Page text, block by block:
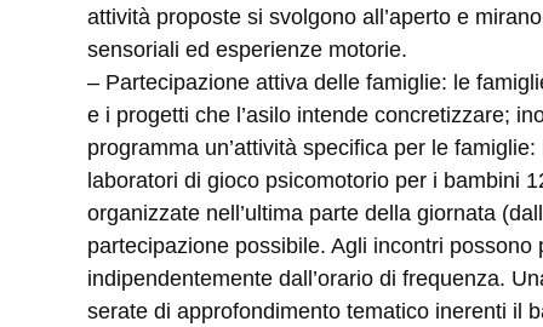
attività proposte si svolgono all’aperto e
sensoriali ed esperienze motorie.
– Partecipazione attiva delle famiglie: le
e i progetti che l’asilo intende concretizzare;
programma un’attività specifica per le
laboratori di gioco psicomotorio per i bambini
organizzate nell’ultima parte della giornata
partecipazione possibile. Agli incontri
indipendentemente dall’orario di frequenza.
serate di approfondimento tematico inerenti il